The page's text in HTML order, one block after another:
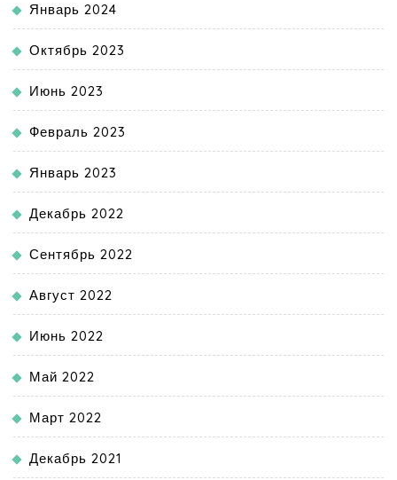
Январь 2024
Октябрь 2023
Июнь 2023
Февраль 2023
Январь 2023
Декабрь 2022
Сентябрь 2022
Август 2022
Июнь 2022
Май 2022
Март 2022
Декабрь 2021